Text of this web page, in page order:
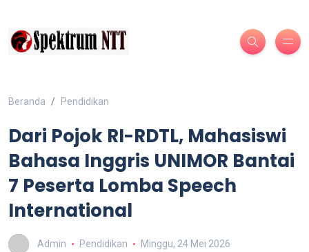
Beranda Pendidikan
Dari Pojok RI-RDTL, Mahasiswi
Bahasa Inggris UNIMOR Bantai
7 Peserta Lomba Speech
International
Admin Pendidikan Minggu, 24 Mei 2026